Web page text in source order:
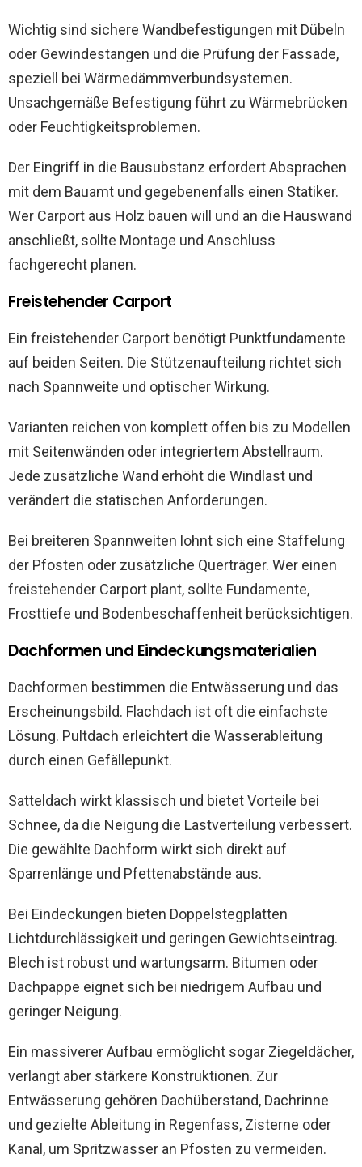
Wichtig sind sichere Wandbefestigungen mit Dübeln
oder Gewindestangen und die Prüfung der Fassade,
speziell bei Wärmedämmverbundsystemen.
Unsachgemäße Befestigung führt zu Wärmebrücken
oder Feuchtigkeitsproblemen.
Der Eingriff in die Bausubstanz erfordert Absprachen
mit dem Bauamt und gegebenenfalls einen Statiker.
Wer Carport aus Holz bauen will und an die Hauswand
anschließt, sollte Montage und Anschluss
fachgerecht planen.
Freistehender Carport
Ein freistehender Carport benötigt Punktfundamente
auf beiden Seiten. Die Stützenaufteilung richtet sich
nach Spannweite und optischer Wirkung.
Varianten reichen von komplett offen bis zu Modellen
mit Seitenwänden oder integriertem Abstellraum.
Jede zusätzliche Wand erhöht die Windlast und
verändert die statischen Anforderungen.
Bei breiteren Spannweiten lohnt sich eine Staffelung
der Pfosten oder zusätzliche Querträger. Wer einen
freistehender Carport plant, sollte Fundamente,
Frosttiefe und Bodenbeschaffenheit berücksichtigen.
Dachformen und Eindeckungsmaterialien
Dachformen bestimmen die Entwässerung und das
Erscheinungsbild. Flachdach ist oft die einfachste
Lösung. Pultdach erleichtert die Wasserableitung
durch einen Gefällepunkt.
Satteldach wirkt klassisch und bietet Vorteile bei
Schnee, da die Neigung die Lastverteilung verbessert.
Die gewählte Dachform wirkt sich direkt auf
Sparrenlänge und Pfettenabstände aus.
Bei Eindeckungen bieten Doppelstegplatten
Lichtdurchlässigkeit und geringen Gewichtseintrag.
Blech ist robust und wartungsarm. Bitumen oder
Dachpappe eignet sich bei niedrigem Aufbau und
geringer Neigung.
Ein massiverer Aufbau ermöglicht sogar Ziegeldächer,
verlangt aber stärkere Konstruktionen. Zur
Entwässerung gehören Dachüberstand, Dachrinne
und gezielte Ableitung in Regenfass, Zisterne oder
Kanal, um Spritzwasser an Pfosten zu vermeiden.